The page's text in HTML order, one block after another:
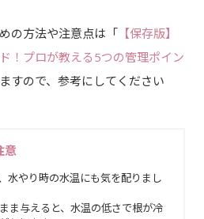
の方法や注意点は「【保存版】
！プロが教える5つの管理ポイン
すので、参考にしてください
意
水やり時の水温にも気を配りまし
ま与えると、水温の低さで根が冷